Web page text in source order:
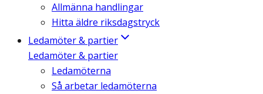
Allmänna handlingar
Hitta äldre riksdagstryck
Ledamöter & partier
Ledamöter & partier
Ledamöterna
Så arbetar ledamöterna